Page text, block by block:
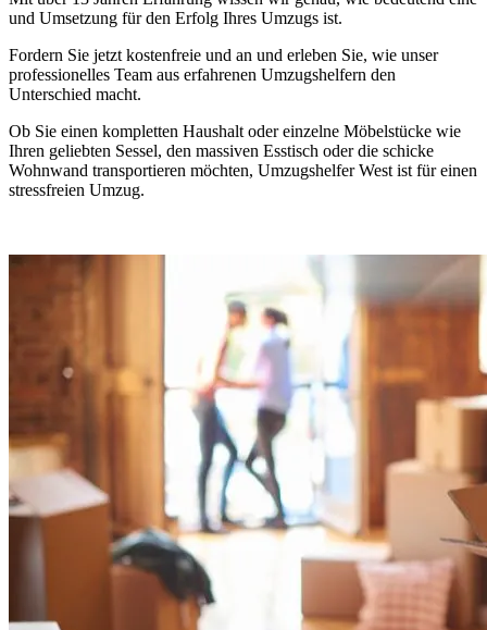
und Umsetzung für den Erfolg Ihres Umzugs ist.
Fordern Sie jetzt kostenfreie und an und erleben Sie, wie unser
professionelles Team aus erfahrenen Umzugshelfern den
Unterschied macht.
Ob Sie einen kompletten Haushalt oder einzelne Möbelstücke wie
Ihren geliebten Sessel, den massiven Esstisch oder die schicke
Wohnwand transportieren möchten, Umzugshelfer West ist für einen
stressfreien Umzug.